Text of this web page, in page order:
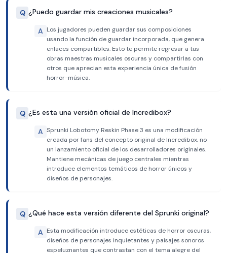
Q ¿Puedo guardar mis creaciones musicales?
A Los jugadores pueden guardar sus composiciones
usando la función de guardar incorporada, que genera
enlaces compartibles. Esto te permite regresar a tus
obras maestras musicales oscuras y compartirlas con
otros que aprecian esta experiencia única de fusión
horror-música.
Q ¿Es esta una versión oficial de Incredibox?
A Sprunki Lobotomy Reskin Phase 3 es una modificación
creada por fans del concepto original de Incredibox, no
un lanzamiento oficial de los desarrolladores originales.
Mantiene mecánicas de juego centrales mientras
introduce elementos temáticos de horror únicos y
diseños de personajes.
Q ¿Qué hace esta versión diferente del Sprunki original?
A Esta modificación introduce estéticas de horror oscuras,
diseños de personajes inquietantes y paisajes sonoros
espeluznantes que contrastan con el tema alegre del